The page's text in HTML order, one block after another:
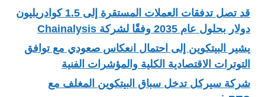
قد تصل تدفقات العملات المستقرة إلى 1.5 كوادريليون
دولار بحلول عام 2035 وفقًا لشركة Chainalysis
يشير البيتكوين إلى احتمال انعكاس صعودي مع توافق
التوترات الاقتصادية الكلية والمؤشرات الفنية
شركة سيركل تدخل سباق البيتكوين المغلف مع